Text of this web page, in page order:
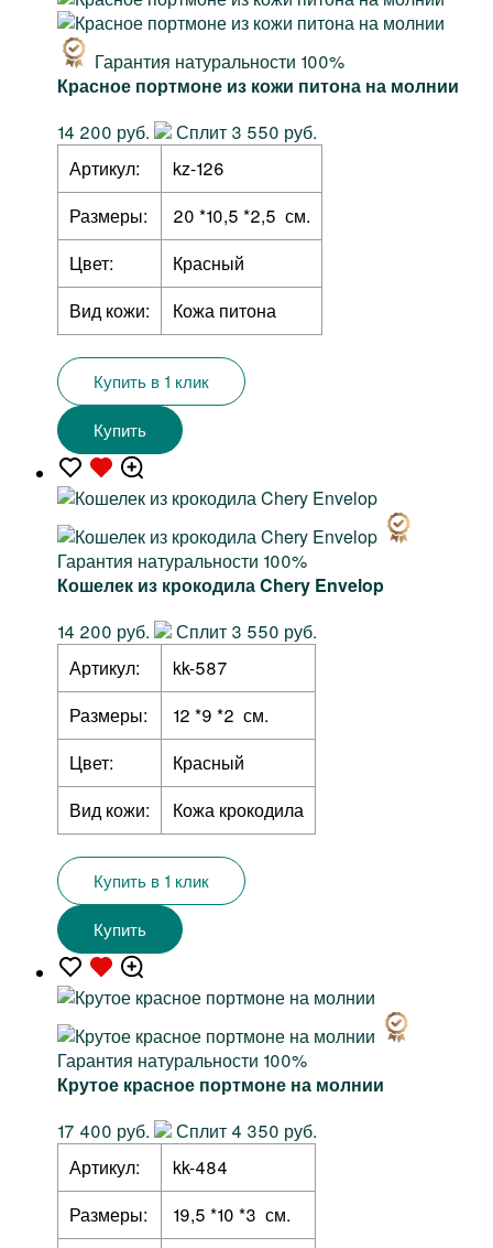
Гарантия натуральности 100%
Красное портмоне из кожи питона на молнии
14 200 руб.
Сплит 3 550 руб.
Артикул:
kz-126
Размеры:
20 *10,5 *2,5 см.
Цвет:
Красный
Вид кожи:
Кожа питона
Купить в 1 клик
Купить
Гарантия натуральности 100%
Кошелек из крокодила Chery Envelop
14 200 руб.
Сплит 3 550 руб.
Артикул:
kk-587
Размеры:
12 *9 *2 см.
Цвет:
Красный
Вид кожи:
Кожа крокодила
Купить в 1 клик
Купить
Гарантия натуральности 100%
Крутое красное портмоне на молнии
17 400 руб.
Сплит 4 350 руб.
Артикул:
kk-484
Размеры:
19,5 *10 *3 см.